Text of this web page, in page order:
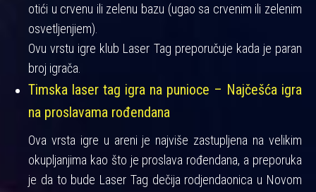
otići u crvenu ili zelenu bazu (ugao sa crvenim ili zelenim
osvetljenjiem).
Ovu vrstu igre klub Laser Tag preporučuje kada je paran
broj igrača.
Timska laser tag igra na punioce – Najčešća igra
na proslavama rođendana
Ova vrsta igre u areni je najviše zastupljena na velikim
okupljanjima kao što je proslava rođendana, a preporuka
je da to bude Laser Tag dečija rodjendaonica u Novom